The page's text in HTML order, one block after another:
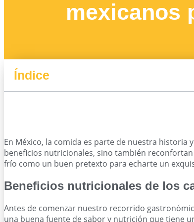
mexicanos
Índice
En México, la comida es parte de nuestra historia
beneficios nutricionales, sino también
frío como un buen pretexto para echarte un
Beneficios nutricionales de los
Antes de comenzar nuestro recorrido
una buena fuente de sabor y nutrición que tiene